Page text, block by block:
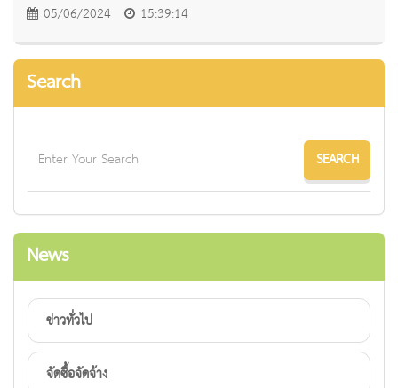
05/06/2024 15:39:14
Search
News
ข่าวทั่วไป
จัดซื้อจัดจ้าง